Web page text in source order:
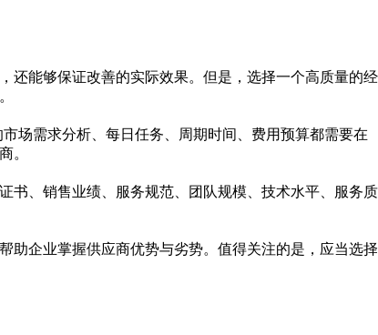
还能够保证改善的实际效果。但是，选择一个高质量的经
场需求分析、每日任务、周期时间、费用预算都需要在
。
书、销售业绩、服务规范、团队规模、技术水平、服务质
助企业掌握供应商优势与劣势。值得关注的是，应当选择